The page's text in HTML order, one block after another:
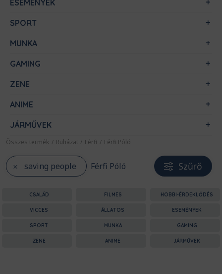
ESEMÉNYEK
SPORT
MUNKA
GAMING
ZENE
ANIME
JÁRMŰVEK
Összes termék / Ruházat / Férfi / Férfi Póló
saving people Férfi Póló Szűrő
CSALÁD FILMES HOBBI-ÉRDEKLŐDÉS
VICCES ÁLLATOS ESEMÉNYEK
SPORT MUNKA GAMING
ZENE ANIME JÁRMŰVEK